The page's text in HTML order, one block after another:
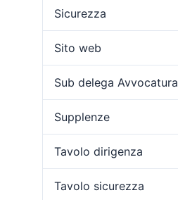
Sicurezza
Sito web
Sub delega Avvocatura
Supplenze
Tavolo dirigenza
Tavolo sicurezza